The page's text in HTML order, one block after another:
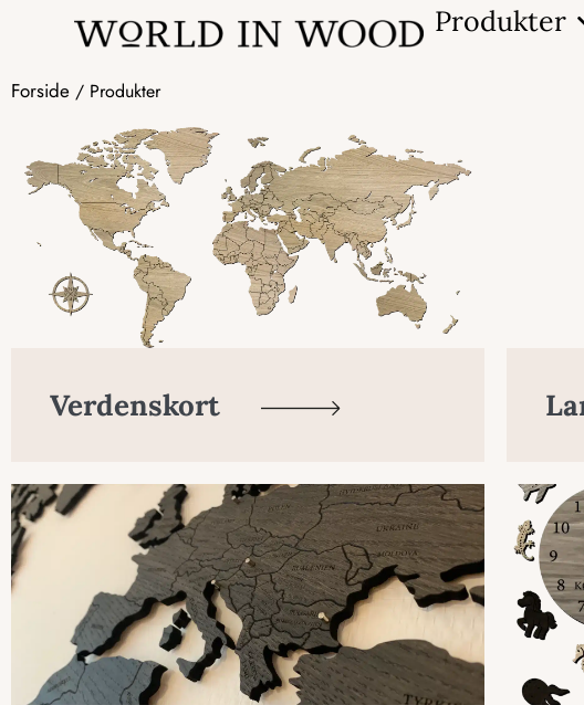
Produkter
Forside / Produkter
Verdenskort